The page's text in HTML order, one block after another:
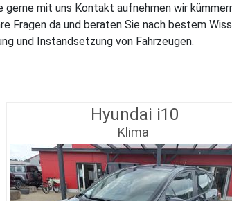
mit uns Kontakt aufnehmen wir
Fragen da und beraten Sie nach bestem
und Instandsetzung von Fahrzeugen.
Hyundai i10
Klima